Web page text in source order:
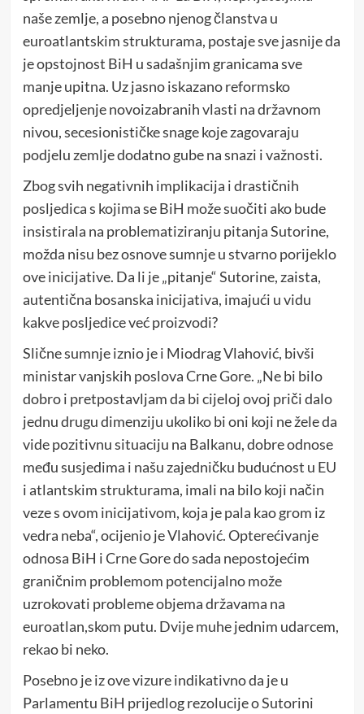
naše zemlje, a posebno njenog članstva u
euroatlantskim strukturama, postaje sve jasnije da
je opstojnost BiH u sadašnjim granicama sve
manje upitna. Uz jasno iskazano reformsko
opredjeljenje novoizabranih vlasti na državnom
nivou, secesionističke snage koje zagovaraju
podjelu zemlje dodatno gube na snazi i važnosti.
Zbog svih negativnih implikacija i drastičnih
posljedica s kojima se BiH može suočiti ako bude
insistirala na problematiziranju pitanja Sutorine,
možda nisu bez osnove sumnje u stvarno porijeklo
ove inicijative. Da li je „pitanje“ Sutorine, zaista,
autentična bosanska inicijativa, imajući u vidu
kakve posljedice već proizvodi?
Slične sumnje iznio je i Miodrag Vlahović, bivši
ministar vanjskih poslova Crne Gore. „Ne bi bilo
dobro i pretpostavljam da bi cijeloj ovoj priči dalo
jednu drugu dimenziju ukoliko bi oni koji ne žele da
vide pozitivnu situaciju na Balkanu, dobre odnose
među susjedima i našu zajedničku budućnost u EU
i atlantskim strukturama, imali na bilo koji način
veze s ovom inicijativom, koja je pala kao grom iz
vedra neba“, ocijenio je Vlahović. Opterećivanje
odnosa BiH i Crne Gore do sada nepostojećim
graničnim problemom potencijalno može
uzrokovati probleme objema državama na
euroatlan,skom putu. Dvije muhe jednim udarcem,
rekao bi neko.
Posebno je iz ove vizure indikativno da je u
Parlamentu BiH prijedlog rezolucije o Sutorini